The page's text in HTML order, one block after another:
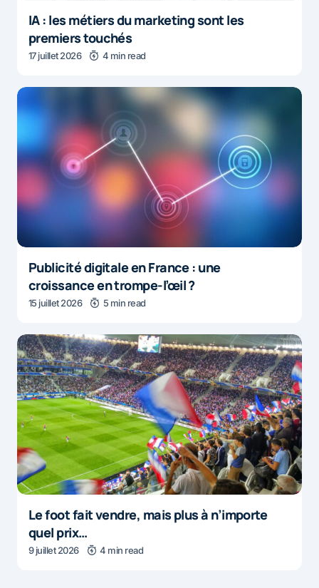
IA : les métiers du marketing sont les
premiers touchés
17 juillet 2026 4 min read
Publicité digitale en France : une
croissance en trompe-l’œil ?
15 juillet 2026 5 min read
Le foot fait vendre, mais plus à n’importe
quel prix…
9 juillet 2026 4 min read